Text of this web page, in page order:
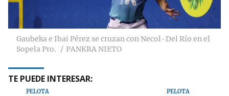
Gaubeka e Ibai Pérez se cruzan con Necol-Del Río en el
Sopela Pro.
PANKRA NIETO
TE PUEDE INTERESAR:
PELOTA PELOTA